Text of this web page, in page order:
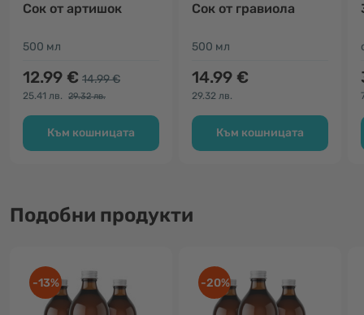
Cок от артишок
500 мл
12.99 € 14.99 €
25.41 лв. 29.32 лв.
Към кошницата
Сок от гравиола
500 мл
14.99 €
29.32 лв.
Към кошницата
Подобни продукти
-13% -20%